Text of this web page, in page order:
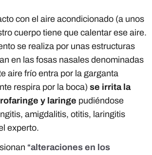
con el aire acondicionado (a unos
cuerpo tiene que calentar ese aire.
se realiza por unas estructuras
en las fosas nasales denominadas
aire frío entra por la garganta
respira por la boca) se irrita la
y laringe pudiéndose
amigdalitis, otitis, laringitis
experto.
“alteraciones en los